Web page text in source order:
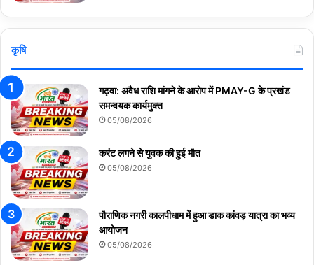
कृषि
गढ़वा: अवैध राशि मांगने के आरोप में PMAY-G के प्रखंड
समन्वयक कार्यमुक्त
05/08/2026
करंट लगने से युवक की हुई मौत
05/08/2026
पौराणिक नगरी कालपीधाम में हुआ डाक कांवड़ यात्रा का भव्य
आयोजन
05/08/2026